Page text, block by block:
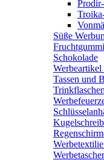
Süße
Fruchtgummi
Schokolade
Tassen und
Trinkflaschen